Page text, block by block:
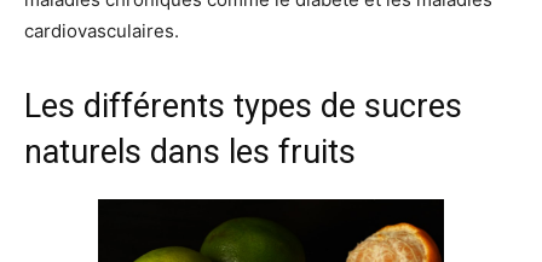
cardiovasculaires.
Les différents types de sucres
naturels dans les fruits